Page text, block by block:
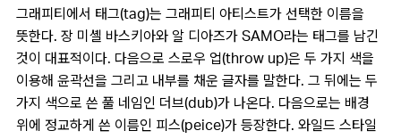
그래피티에서 태그(tag)는 그래피티 아티스트가 선택한 이름을
뜻한다. 장 미셸 바스키아와 알 디아즈가 SAMO라는 태그를 남긴
것이 대표적이다. 다음으로 스로우 업(throw up)은 두 가지 색을
이용해 윤곽선을 그리고 내부를 채운 글자를 말한다. 그 뒤에는 두
가지 색으로 쓴 풀 네임인 더브(dub)가 나온다. 다음으로는 배경
위에 정교하게 쓴 이름인 피스(peice)가 등장한다. 와일드 스타일